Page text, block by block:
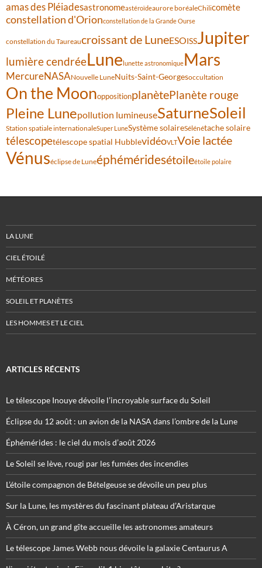
amas des Pléiadesastronomeastéroïdeaurore boréaleChilicomète
constellation d'Orionconstellation de la Grande Ourse
constellation du Taureaucroissant de LuneESOISSJupiter
lumière cendréeLune lunette astronomiqueMars
MercureNASANouvelle LuneNuits-Saint-Georgesoccultation
On the MoonoppositionplanètePlanète rouge
Pleine Lunepollution lumineuseSaturneSoleil
Station spatiale internationaleSuper LuneSystème solaireSélénétache solaire
télescopetélescope spatial HubblevidéoVLTVoie lactée
Vénuséclipse de Luneéphéméridesétoileétoile polaire
LA LUNE
CIEL ÉTOILÉ
MÉTÉORES
SOLEIL ET PLANÈTES
LES HOMMES ET LE CIEL
ARTICLES RÉCENTS
Le télescope Inouye dévoile l’incroyable surface du Soleil
Éclipse du 12 août : un avion de la NASA dans l’ombre de la Lune
Éphémérides : le ciel du mois d’août 2026
Le Soleil se lève, rougi par les fumées des incendies
L’étoile compagnon de Bételgeuse se dévoile un peu plus
Sur la Lune, les mystères du fascinant plateau d’Aristarque
À Céron, un grand gîte accueille les astronomes amateurs
Le télescope James Webb nous dévoile la galaxie Centaurus A